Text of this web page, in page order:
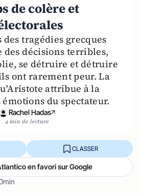
de colère et
des tragédies grecques
décisions terribles,
se détruire et détruire
ont rarement peur. La
attribue à la
du spectateur.
Rachel Hadas
4 min de lecture
CLASSER
en favori sur Google